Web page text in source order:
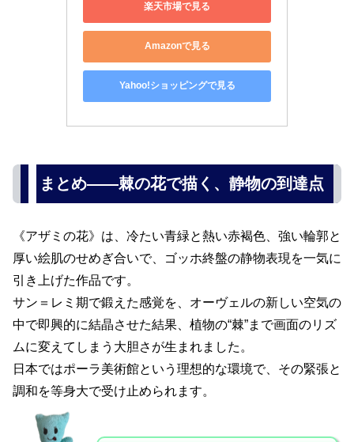
楽天市場で見る
Amazonで見る
Yahoo!ショッピングで見る
まとめ――棘の花で描く、静物の到達点
《アザミの花》は、冷たい青緑と熱い赤褐色、強い輪郭と
厚い絵肌のせめぎ合いで、ゴッホ終盤の静物表現を一気に
引き上げた作品です。
サン＝レミ期で鍛えた感覚を、オーヴェルの新しい空気の
中で即興的に結晶させた結果、植物の“棘”まで画面のリズ
ムに変えてしまう大胆さが生まれました。
日本ではポーラ美術館という理想的な環境で、その緊張と
調和を等身大で受け止められます。